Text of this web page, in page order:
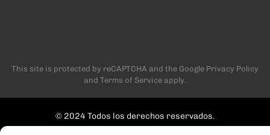
This site is protected by reCAPTCHA and the Google Privacy Policy
and Terms of Service apply.
© 2024 Todos los derechos reservados.